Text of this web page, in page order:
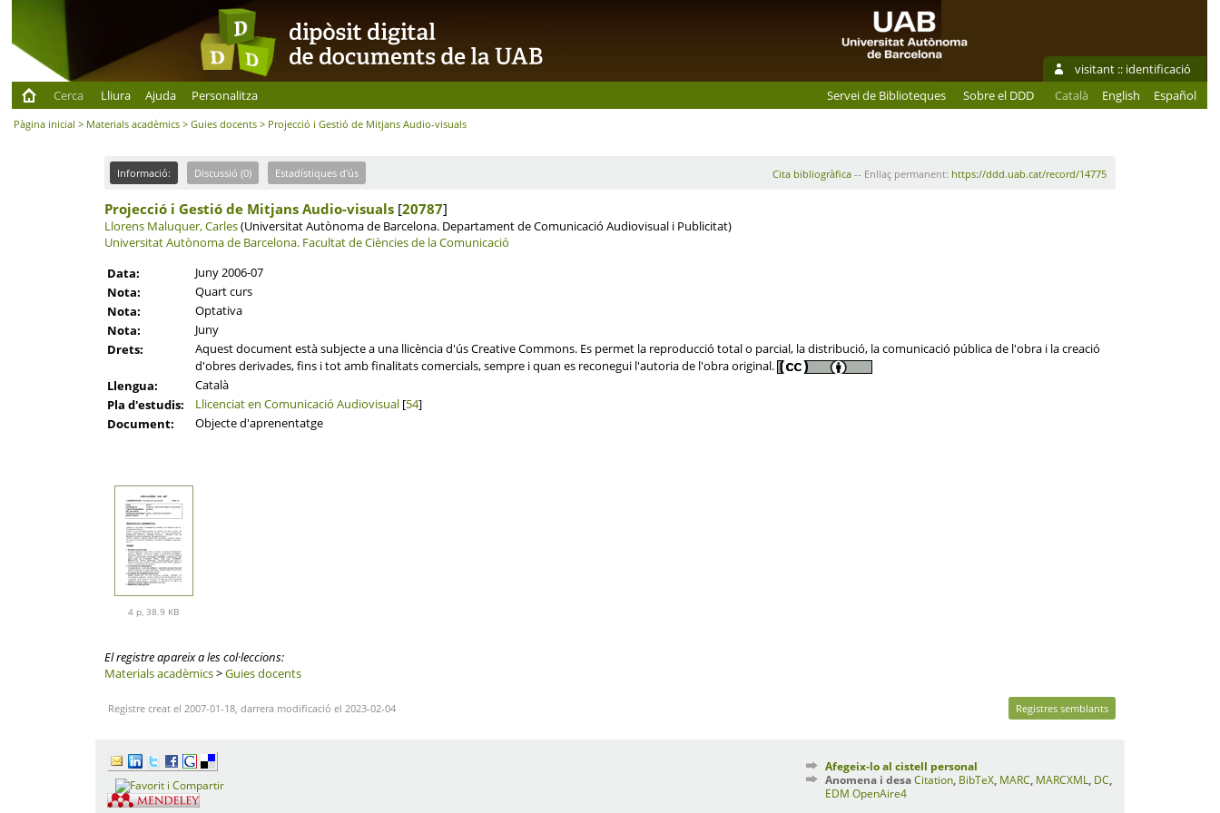
visitant :: identificació
Cerca
Lliura Ajuda Personalitza Servei de Biblioteques Sobre el DDD Català English Español
Pàgina inicial > Materials acadèmics >Guies docents > Projecció i Gestió de Mitjans Audio-visuals
Informació: Discussió (0) Estadístiques d'ús Cita bibliogràfica-- Enllaç permanent: https://ddd.uab.cat/record/14775
Projecció i Gestió de Mitjans Audio-visuals[20787]
Llorens Maluquer, Carles(Universitat Autònoma de Barcelona. Departament de Comunicació Audiovisual i Publicitat)
Universitat Autònoma de Barcelona. Facultat de Ciències de la Comunicació
Data:
Juny 2006-07
Nota:
Quart curs
Nota:
Optativa
Nota:
Juny
Drets:
Aquest document està subjecte a una llicència d'ús Creative Commons. Es permet la reproducció total o parcial, la distribució, la comunicació pública de l'obra i la creació
d'obres derivades, fins i tot amb finalitats comercials, sempre i quan es reconegui l'autoria de l'obra original.
Llengua:
Català
Pla d'estudis:
Llicenciat en Comunicació Audiovisual[54]
Document:
Objecte d'aprenentatge
4 p, 38.9 KB
El registre apareix a les col·leccions:
Materials acadèmics>Guies docents
Registre creat el 2007-01-18, darrera modificació el 2023-02-04 Registres semblants
Afegeix-lo al cistell personal
Anomena i desaCitation BibTeX MARC MARCXML DC
EDM OpenAire4